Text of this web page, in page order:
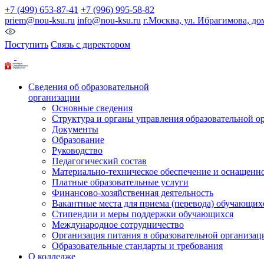
+7 (499) 653-87-41 +7 (996) 995-58-82
priem@nou-ksu.ru info@nou-ksu.ru г.Москва, ул. Ибрагимова,
Поступить Связь с директором
Сведения об образовательной
организации
Основные сведения
Структура и органы управления образовательной
Документы
Образование
Руководство
Педагогический состав
Материально-техническое обеспечение и
Платные образовательные услуги
Финансово-хозяйственная деятельность
Вакантные места для приема (перевода)
Стипендии и меры поддержки обучающихся
Международное сотрудничество
Организация питания в образовательной
Образовательные стандарты и требования
О колледже